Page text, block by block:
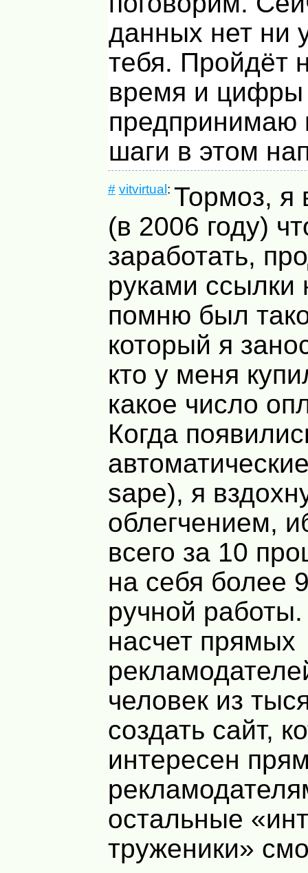
данных нет ни
тебя. Пройдёт
время и цифры
предпринимаю
шаги в этом
# vitvirtual : Тормоз, я
(в 2006 году)
заработать,
руками ссылки
помню был
который я
кто у меня
какое число
Когда
sape), я
облегчением,
всего за 10
на себя более
ручной
насчет прямых
человек из
создать сайт,
интересен
остальные
труженики»